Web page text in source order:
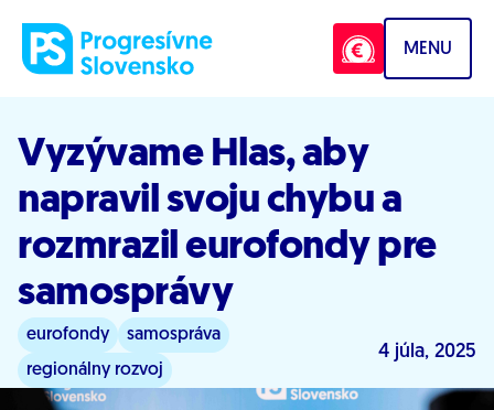
MENU
Vyzývame Hlas, aby
napravil svoju chybu a
rozmrazil eurofondy pre
samosprávy
eurofondy
samospráva
regionálny rozvoj
4 júla, 2025